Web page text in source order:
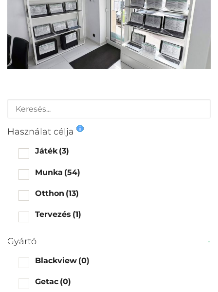
Használat célja
Játék (3)
Munka (54)
Otthon (13)
Tervezés (1)
Gyártó -
Blackview (0)
Getac (0)